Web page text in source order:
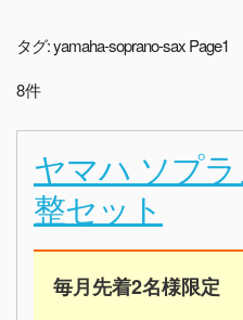
タグ:yamaha-soprano-saxPage1
8件
ヤマハ ソプ
整セット
毎月先着2名様限定